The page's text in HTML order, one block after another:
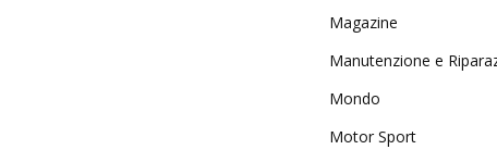
Magazine
Manutenzione e
Mondo
Motor Sport